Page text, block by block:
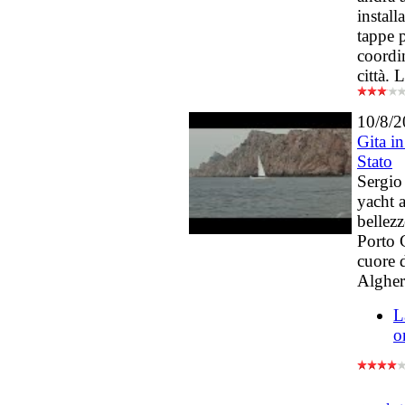
tappe
città.
10/8/
Gita
Stato
yacht
Porto
cuore